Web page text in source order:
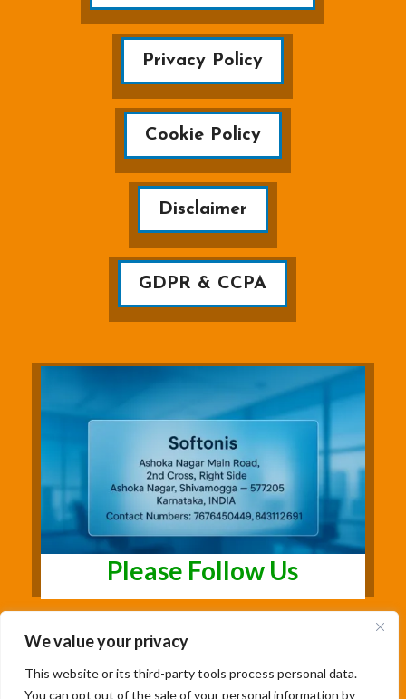
We value your privacy
This website or its third-party tools process personal data.
You can opt out of the sale of your personal information by
Privacy Policy
Cookie Policy
Disclaimer
GDPR & CCPA
Please Follow Us